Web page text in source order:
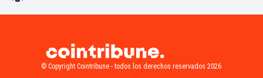
© Copyright Cointribune - todos los derechos reservados 2026